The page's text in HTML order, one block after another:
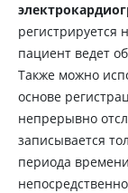
регистрируется
пациент ведет
Также можно
основе
непрерывно
записывается
периода